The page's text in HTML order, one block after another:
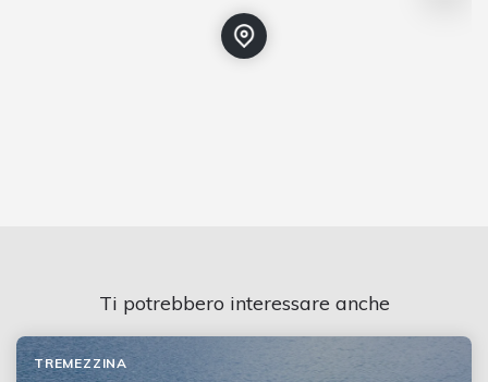
Ti potrebbero interessare anche
TREMEZZINA